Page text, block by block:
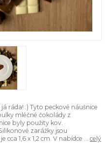
ráda! :) Tyto peckové náušnice
mléčné čokolády z
byly použity kov.
zarážky jsou
1,6 x 1,2 cm. V nabídce ... celý